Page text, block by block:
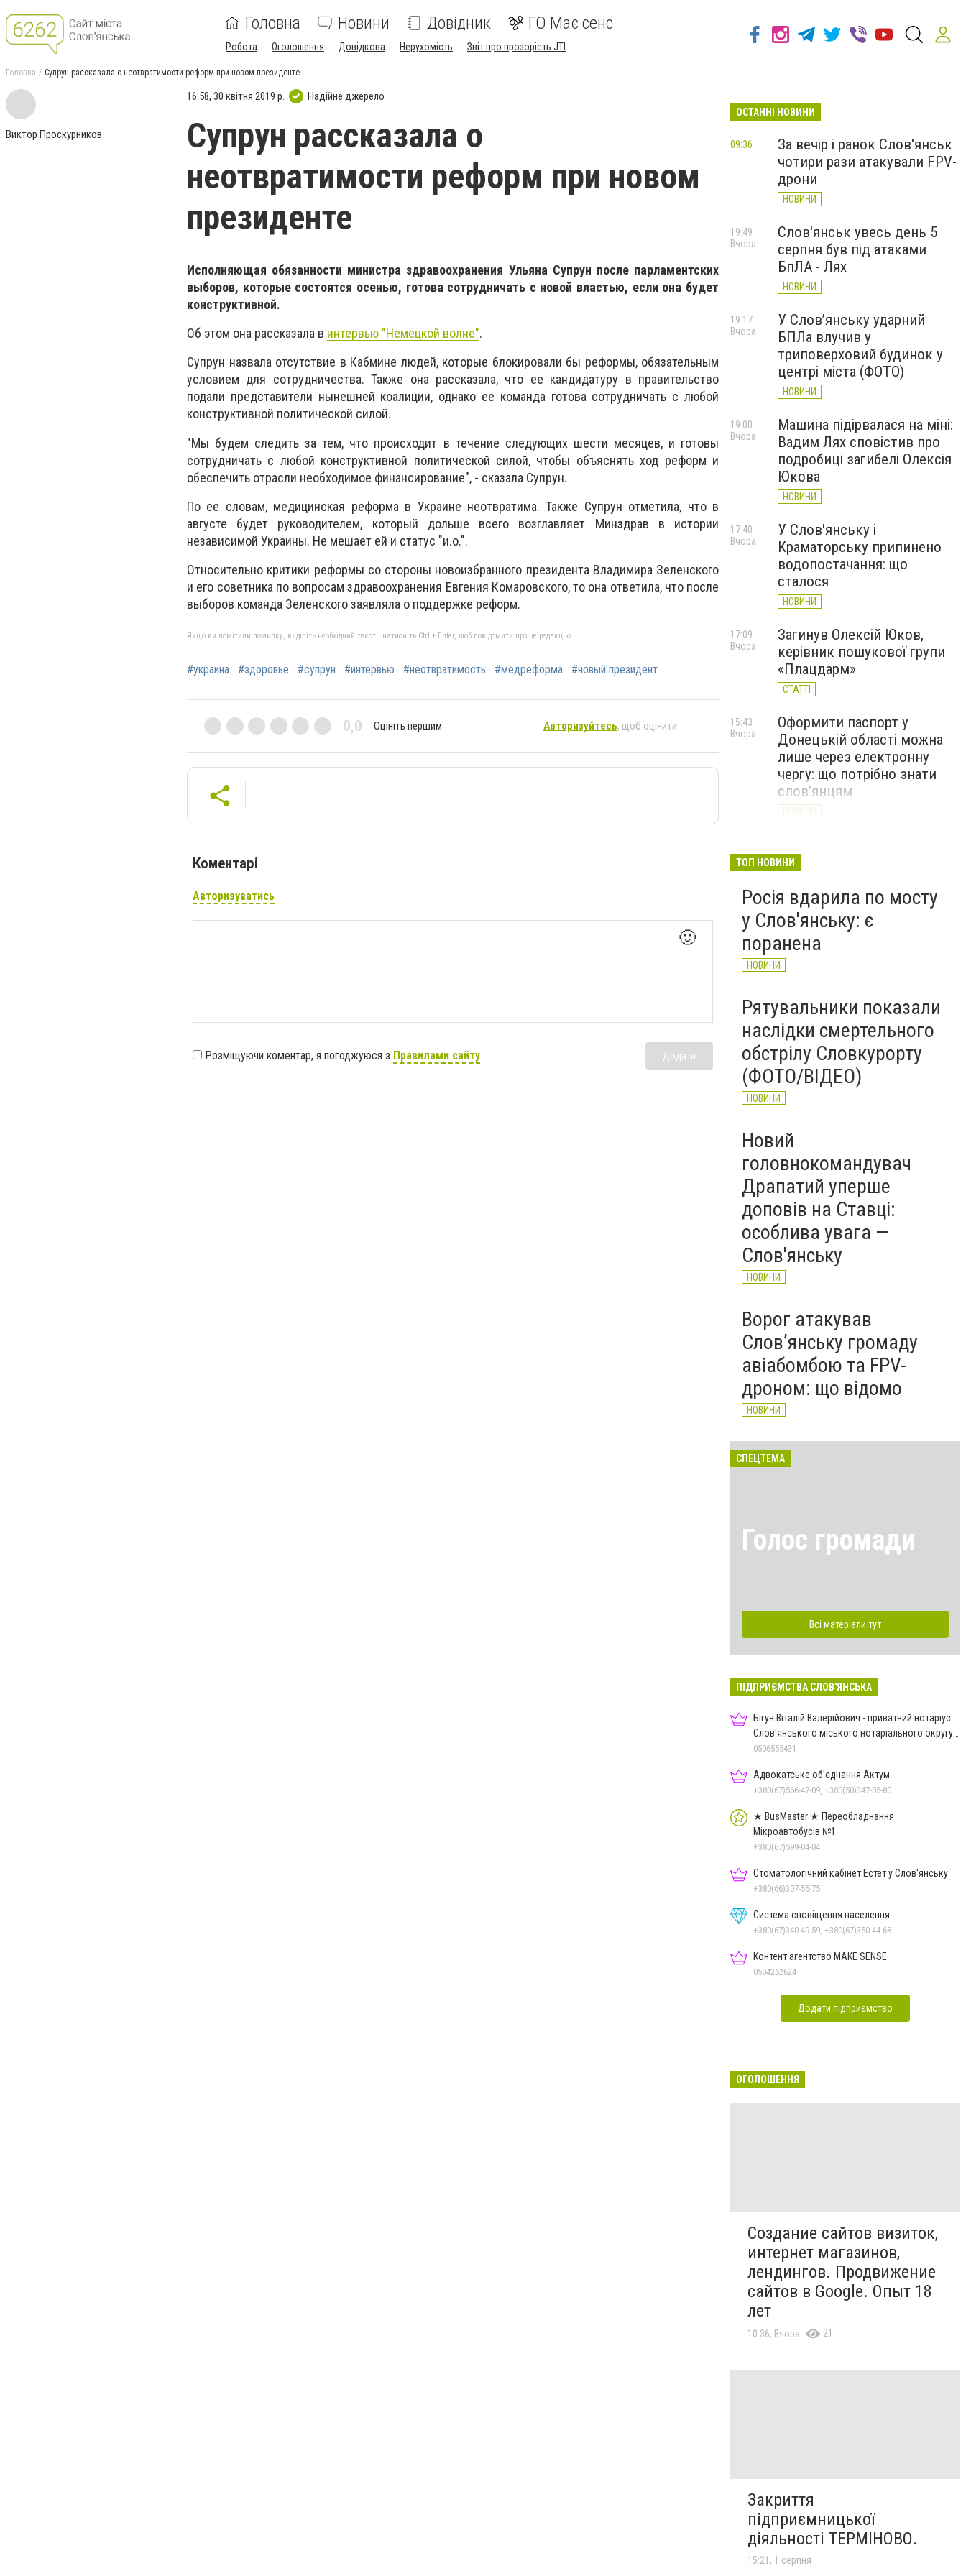
Головна Новини Довідник ГО Має сенс
Робота Оголошення Довідкова Нерухомість Звіт про прозорість JTI
Головна Супрун рассказала о неотвратимости реформ при новом президенте
Виктор Проскурников
16:58, 30 квітня 2019 р. Надійне джерело
Супрун рассказала о
неотвратимости реформ при новом
президенте
Исполняющая обязанности министра здравоохранения Ульяна Супрун после парламентских
выборов, которые состоятся осенью, готова сотрудничать с новой властью, если она будет
конструктивной.
Об этом она рассказала в интервью "Немецкой волне".
Супрун назвала отсутствие в Кабмине людей, которые блокировали бы реформы, обязательным
условием для сотрудничества. Также она рассказала, что ее кандидатуру в правительство
подали представители нынешней коалиции, однако ее команда готова сотрудничать с любой
конструктивной политической силой.
"Мы будем следить за тем, что происходит в течение следующих шести месяцев, и готовы
сотрудничать с любой конструктивной политической силой, чтобы объяснять ход реформ и
обеспечить отрасли необходимое финансирование", - сказала Супрун.
По ее словам, медицинская реформа в Украине неотвратима. Также Супрун отметила, что в
августе будет руководителем, который дольше всего возглавляет Минздрав в истории
независимой Украины. Не мешает ей и статус "и.о.".
Относительно критики реформы со стороны новоизбранного президента Владимира Зеленского
и его советника по вопросам здравоохранения Евгения Комаровского, то она ответила, что после
выборов команда Зеленского заявляла о поддержке реформ.
Якщо ви помітили помилку, виділіть необхідний текст і натисніть Ctrl + Enter, щоб повідомити про це редакцію
#украина #здоровье #супрун #интервью #неотвратимость #медреформа #новый президент
0,0 Оцініть першим Авторизуйтесь, щоб оцінити
Коментарі
Авторизуватись
🙂
Розміщуючи коментар, я погоджуюся з Правилами сайту Додати
ОСТАННІ НОВИНИ
За вечір і ранок Слов'янськ
чотири рази атакували FPV-
дрони
НОВИНИ
09:36
Слов'янськ увесь день 5
серпня був під атаками
БпЛА - Лях
НОВИНИ
19:49
Вчора
У Слов’янську ударний
БПЛа влучив у
триповерховий будинок у
центрі міста (ФОТО)
НОВИНИ
19:17
Вчора
Машина підірвалася на міні:
Вадим Лях сповістив про
подробиці загибелі Олексія
Юкова
НОВИНИ
19:00
Вчора
У Слов'янську і
Краматорську припинено
водопостачання: що
сталося
НОВИНИ
17:40
Вчора
Загинув Олексій Юков,
керівник пошукової групи
«Плацдарм»
СТАТТІ
17:09
Вчора
Оформити паспорт у
Донецькій області можна
лише через електронну
чергу: що потрібно знати
слов’янцям
НОВИНИ
15:43
Вчора
гуманітарну допомогу
НОВИНИ
Вчора
ТОП НОВИНИ
Росія вдарила по мосту
у Слов'янську: є
поранена
НОВИНИ
Рятувальники показали
наслідки смертельного
обстрілу Словкурорту
(ФОТО/ВІДЕО)
НОВИНИ
Новий
головнокомандувач
Драпатий уперше
доповів на Ставці:
особлива увага —
Слов'янську
НОВИНИ
Ворог атакував
Слов’янську громаду
авіабомбою та FPV-
дроном: що відомо
НОВИНИ
СПЕЦТЕМА
Голос громади
Всі матеріали тут
ПІДПРИЄМСТВА СЛОВ'ЯНСЬКА
Бігун Віталій Валерійович - приватний нотаріус
Слов'янського міського нотаріального округу
Дон.обл.
0506555431
Адвокатське об'єднання Актум
+380(67)566-47-09, +380(50)347-05-80
★ BusMaster ★ Переобладнання
Мікроавтобусів №1
+380(67)599-04-04
Стоматологічний кабінет Естет у Слов'янську
+380(66)307-55-75
Система сповіщення населення
+380(67)340-49-59, +380(67)350-44-68
Контент агентство MAKE SENSE
0504262624
Додати підприємство
ОГОЛОШЕННЯ
Создание сайтов визиток,
интернет магазинов,
лендингов. Продвижение
сайтов в Google. Опыт 18
лет
10:36, Вчора 21
Закриття
підприємницької
діяльності ТЕРМІНОВО.
15:21, 1 серпня